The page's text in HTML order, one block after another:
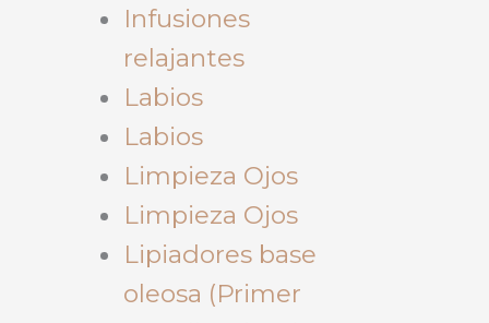
Infusiones
relajantes
Labios
Labios
Limpieza Ojos
Limpieza Ojos
Lipiadores base
oleosa (Primer